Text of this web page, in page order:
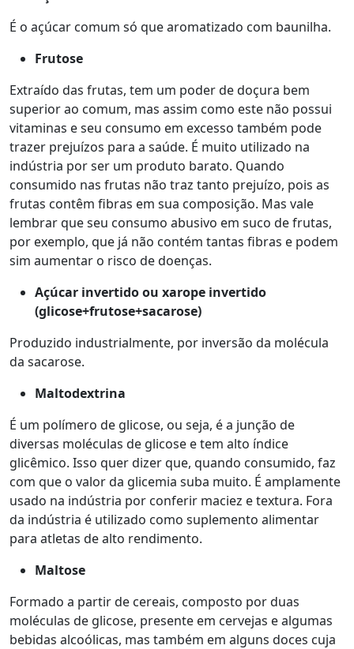
É o açúcar comum só que aromatizado com baunilha.
Frutose
Extraído das frutas, tem um poder de doçura bem
superior ao comum, mas assim como este não possui
vitaminas e seu consumo em excesso também pode
trazer prejuízos para a saúde. É muito utilizado na
indústria por ser um produto barato. Quando
consumido nas frutas não traz tanto prejuízo, pois as
frutas contêm fibras em sua composição. Mas vale
lembrar que seu consumo abusivo em suco de frutas,
por exemplo, que já não contém tantas fibras e podem
sim aumentar o risco de doenças.
Açúcar invertido ou xarope invertido
(glicose+frutose+sacarose)
Produzido industrialmente, por inversão da molécula
da sacarose.
Maltodextrina
É um polímero de glicose, ou seja, é a junção de
diversas moléculas de glicose e tem alto índice
glicêmico. Isso quer dizer que, quando consumido, faz
com que o valor da glicemia suba muito. É amplamente
usado na indústria por conferir maciez e textura. Fora
da indústria é utilizado como suplemento alimentar
para atletas de alto rendimento.
Maltose
Formado a partir de cereais, composto por duas
moléculas de glicose, presente em cervejas e algumas
bebidas alcoólicas, mas também em alguns doces cuja